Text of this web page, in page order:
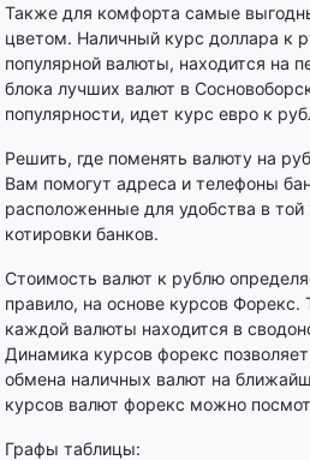
Также для комфорта самые
цветом. Наличный курс доллара к
популярной валюты, находится на
блока лучших валют в
популярности, идет курс евро к
Решить, где поменять валюту на
Вам помогут адреса и телефоны
расположенные для удобства в той
котировки банков.
Стоимость валют к рублю
правило, на основе курсов
каждой валюты находится в
Динамика курсов форекс
обмена наличных валют на
курсов валют форекс можно
Графы таблицы: